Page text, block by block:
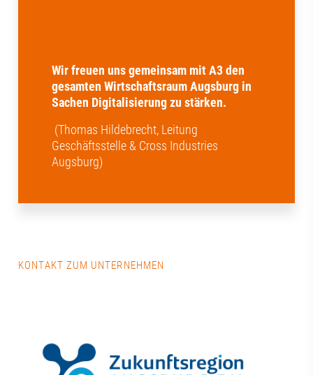
Wir freuen uns gemeinsam mit A3 den
gesamten Wirtschaftsraum Augsburg in
Sachen Digitalisierung zu stärken.
(Thomas Hildebrecht, Leitung
Geschäftsstelle & Cross Industries
Augsburg)
KONTAKT ZUM UNTERNEHMEN